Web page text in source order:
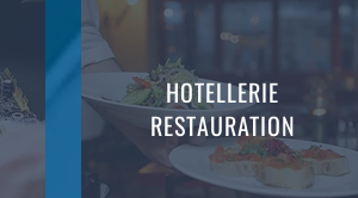
HOTELLERIE
RESTAURATION